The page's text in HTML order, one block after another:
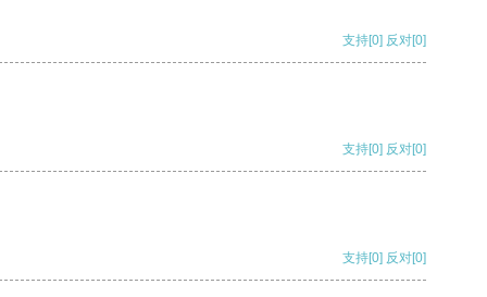
支持[0] 反对[0]
支持[0] 反对[0]
支持[0] 反对[0]